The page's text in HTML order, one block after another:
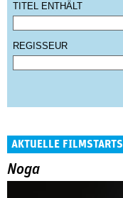
TITEL ENTHÄLT
REGISSEUR
AKTUELLE FILMSTARTS
Noga